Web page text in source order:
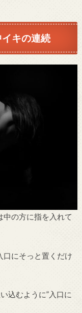
キの連続
中の方に指を入れて
口にそっと置くだけ
込むように”入口に